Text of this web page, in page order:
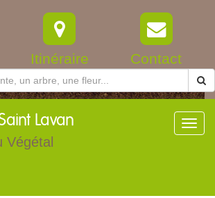
Itinéraire Contact
Lavan
Végétal